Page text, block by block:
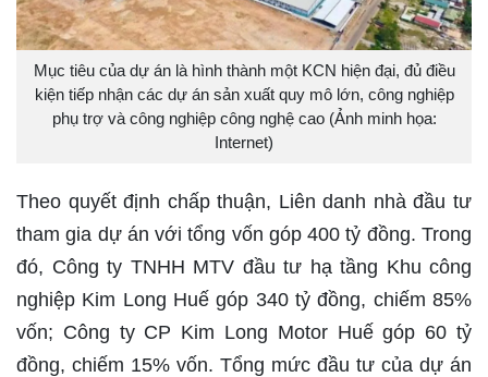
Mục tiêu của dự án là hình thành một KCN hiện đại, đủ điều
kiện tiếp nhận các dự án sản xuất quy mô lớn, công nghiệp
phụ trợ và công nghiệp công nghệ cao (Ảnh minh họa:
Internet)
Theo quyết định chấp thuận, Liên danh nhà đầu tư
tham gia dự án với tổng vốn góp 400 tỷ đồng. Trong
đó, Công ty TNHH MTV đầu tư hạ tầng Khu công
nghiệp Kim Long Huế góp 340 tỷ đồng, chiếm 85%
vốn; Công ty CP Kim Long Motor Huế góp 60 tỷ
đồng, chiếm 15% vốn. Tổng mức đầu tư của dự án